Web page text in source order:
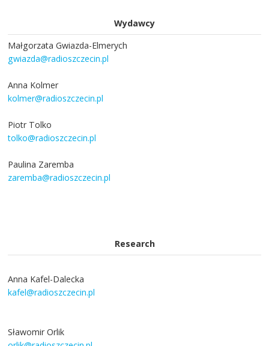
Wydawcy
Małgorzata Gwiazda-Elmerych
gwiazda@radioszczecin.pl
Anna Kolmer
kolmer@radioszczecin.pl
Piotr Tolko
tolko@radioszczecin.pl
Paulina Zaremba
zaremba@radioszczecin.pl
Research
Anna Kafel-Dalecka
kafel@radioszczecin.pl
Sławomir Orlik